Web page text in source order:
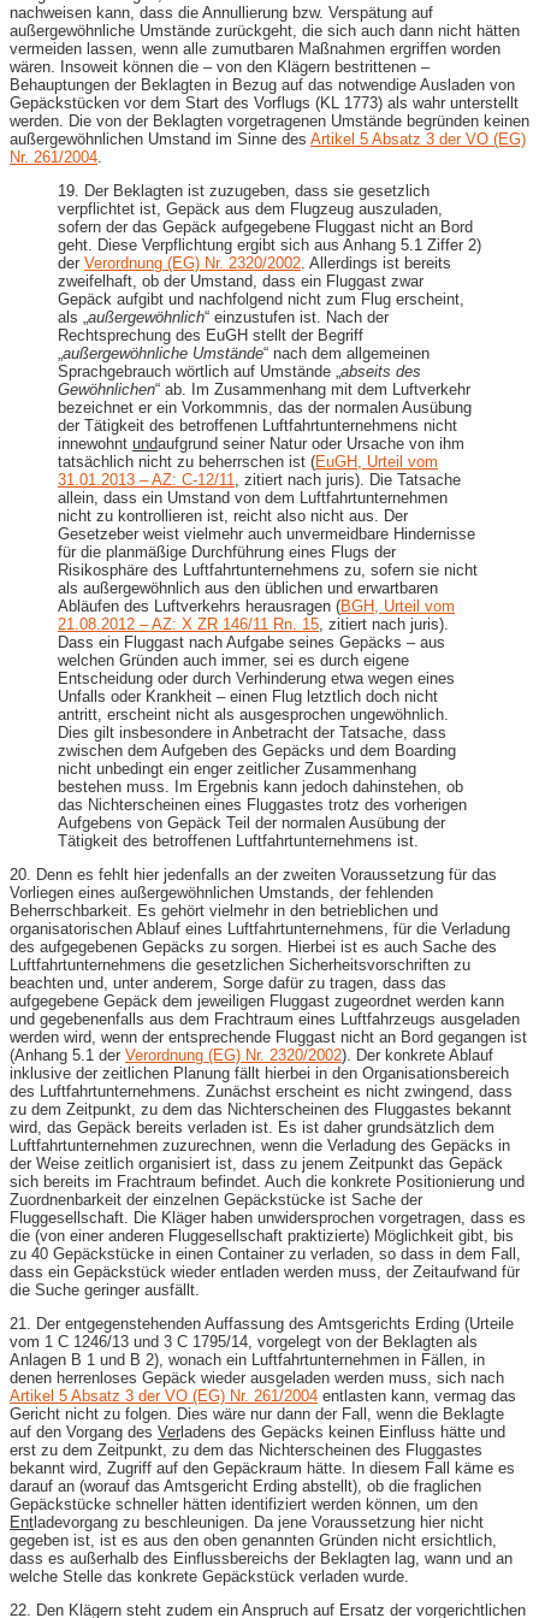
nachweisen kann, dass die Annullierung bzw. Verspätung auf
außergewöhnliche Umstände zurückgeht, die sich auch dann nicht hätten
vermeiden lassen, wenn alle zumutbaren Maßnahmen ergriffen worden
wären. Insoweit können die – von den Klägern bestrittenen –
Behauptungen der Beklagten in Bezug auf das notwendige Ausladen von
Gepäckstücken vor dem Start des Vorflugs (KL 1773) als wahr unterstellt
werden. Die von der Beklagten vorgetragenen Umstände begründen keinen
außergewöhnlichen Umstand im Sinne des Artikel 5 Absatz 3 der VO (EG)
Nr. 261/2004
19. Der Beklagten ist zuzugeben, dass sie gesetzlich
verpflichtet ist, Gepäck aus dem Flugzeug auszuladen,
sofern der das Gepäck aufgegebene Fluggast nicht an Bord
geht. Diese Verpflichtung ergibt sich aus Anhang 5.1 Ziffer 2)
der Verordnung (EG) Nr. 2320/2002 . Allerdings ist bereits
zweifelhaft, ob der Umstand, dass ein Fluggast zwar
Gepäck aufgibt und nachfolgend nicht zum Flug erscheint,
als „ außergewöhnlich“ einzustufen ist. Nach der
Rechtsprechung des EuGH stellt der Begriff
außergewöhnliche Umstände“ nach dem allgemeinen
Sprachgebrauch wörtlich auf Umstände „ abseits des
Gewöhnlichen“ ab. Im Zusammenhang mit dem Luftverkehr
bezeichnet er ein Vorkommnis, das der normalen Ausübung
der Tätigkeit des betroffenen Luftfahrtunternehmens nicht
innewohnt undaufgrund seiner Natur oder Ursache von ihm
tatsächlich nicht zu beherrschen ist (EuGH, Urteil vom
31.01.2013 – AZ: C-12/11
, zitiert nach juris). Die Tatsache
allein, dass ein Umstand von dem Luftfahrtunternehmen
nicht zu kontrollieren ist, reicht also nicht aus. Der
Gesetzeber weist vielmehr auch unvermeidbare Hindernisse
für die planmäßige Durchführung eines Flugs der
Risikosphäre des Luftfahrtunternehmens zu, sofern sie nicht
als außergewöhnlich aus den üblichen und erwartbaren
Abläufen des Luftverkehrs herausragen (BGH, Urteil vom
21.08.2012 – AZ: X ZR 146/11 Rn. 15 , zitiert nach juris).
Dass ein Fluggast nach Aufgabe seines Gepäcks – aus
welchen Gründen auch immer, sei es durch eigene
Entscheidung oder durch Verhinderung etwa wegen eines
Unfalls oder Krankheit – einen Flug letztlich doch nicht
antritt, erscheint nicht als ausgesprochen ungewöhnlich.
Dies gilt insbesondere in Anbetracht der Tatsache, dass
zwischen dem Aufgeben des Gepäcks und dem Boarding
nicht unbedingt ein enger zeitlicher Zusammenhang
bestehen muss. Im Ergebnis kann jedoch dahinstehen, ob
das Nichterscheinen eines Fluggastes trotz des vorherigen
Aufgebens von Gepäck Teil der normalen Ausübung der
Tätigkeit des betroffenen Luftfahrtunternehmens ist.
20. Denn es fehlt hier jedenfalls an der zweiten Voraussetzung für das
Vorliegen eines außergewöhnlichen Umstands, der fehlenden
Beherrschbarkeit. Es gehört vielmehr in den betrieblichen und
organisatorischen Ablauf eines Luftfahrtunternehmens, für die Verladung
des aufgegebenen Gepäcks zu sorgen. Hierbei ist es auch Sache des
Luftfahrtunternehmens die gesetzlichen Sicherheitsvorschriften zu
beachten und, unter anderem, Sorge dafür zu tragen, dass das
aufgegebene Gepäck dem jeweiligen Fluggast zugeordnet werden kann
und gegebenenfalls aus dem Frachtraum eines Luftfahrzeugs ausgeladen
werden wird, wenn der entsprechende Fluggast nicht an Bord gegangen ist
(Anhang 5.1 der Verordnung (EG) Nr. 2320/2002). Der konkrete Ablauf
inklusive der zeitlichen Planung fällt hierbei in den Organisationsbereich
des Luftfahrtunternehmens. Zunächst erscheint es nicht zwingend, dass
zu dem Zeitpunkt, zu dem das Nichterscheinen des Fluggastes bekannt
wird, das Gepäck bereits verladen ist. Es ist daher grundsätzlich dem
Luftfahrtunternehmen zuzurechnen, wenn die Verladung des Gepäcks in
der Weise zeitlich organisiert ist, dass zu jenem Zeitpunkt das Gepäck
sich bereits im Frachtraum befindet. Auch die konkrete Positionierung und
Zuordnenbarkeit der einzelnen Gepäckstücke ist Sache der
Fluggesellschaft. Die Kläger haben unwidersprochen vorgetragen, dass es
die (von einer anderen Fluggesellschaft praktizierte) Möglichkeit gibt, bis
zu 40 Gepäckstücke in einen Container zu verladen, so dass in dem Fall,
dass ein Gepäckstück wieder entladen werden muss, der Zeitaufwand für
die Suche geringer ausfällt.
21. Der entgegenstehenden Auffassung des Amtsgerichts Erding (Urteile
vom 1 C 1246/13 und 3 C 1795/14, vorgelegt von der Beklagten als
Anlagen B 1 und B 2), wonach ein Luftfahrtunternehmen in Fällen, in
denen herrenloses Gepäck wieder ausgeladen werden muss, sich nach
Artikel 5 Absatz 3 der VO (EG) Nr. 261/2004 entlasten kann, vermag das
Gericht nicht zu folgen. Dies wäre nur dann der Fall, wenn die Beklagte
auf den Vorgang des Verladens des Gepäcks keinen Einfluss hätte und
erst zu dem Zeitpunkt, zu dem das Nichterscheinen des Fluggastes
bekannt wird, Zugriff auf den Gepäckraum hätte. In diesem Fall käme es
darauf an (worauf das Amtsgericht Erding abstellt), ob die fraglichen
Gepäckstücke schneller hätten identifiziert werden können, um den
Entladevorgang zu beschleunigen. Da jene Voraussetzung hier nicht
gegeben ist, ist es aus den oben genannten Gründen nicht ersichtlich,
dass es außerhalb des Einflussbereichs der Beklagten lag, wann und an
welche Stelle das konkrete Gepäckstück verladen wurde.
22. Den Klägern steht zudem ein Anspruch auf Ersatz der vorgerichtlichen